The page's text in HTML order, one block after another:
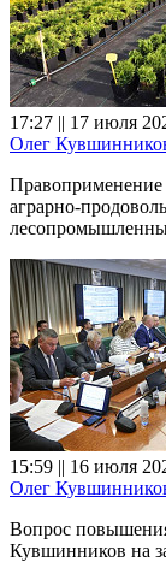
17:27 || 17 июля
Олег
Правоприменение
аграрно-
15:59 || 16 июля
Олег
Вопрос
Кувшинников на